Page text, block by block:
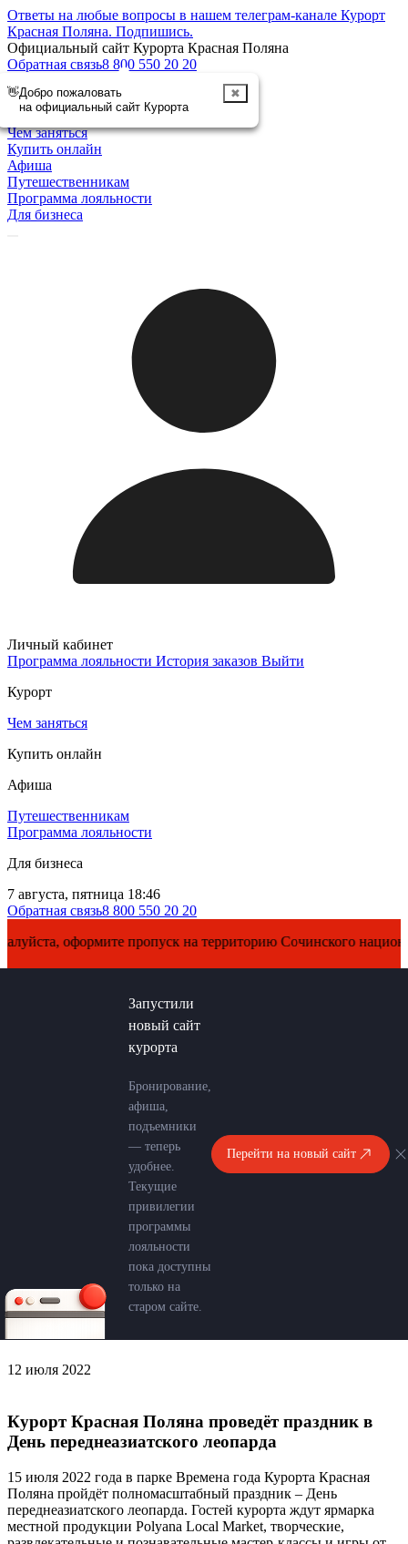
Ответы на любые вопросы в нашем телеграм-канале Курорт
Красная Поляна. Подпишись.
Официальный сайт Курорта Красная Поляна
Обратная связь8 800 550 20 20
👋Добро пожаловать
на официальный сайт Курорта
✖
Отменить
Курорт
Чем заняться
Купить онлайн
Афиша
Путешественникам
Программа лояльности
Для бизнеса
Личный кабинет
Программа лояльности История заказов Выйти
Курорт
Чем заняться
Купить онлайн
Афиша
Путешественникам
Программа лояльности
Для бизнеса
7 августа, пятница 18:46
Обратная связь8 800 550 20 20
оформите пропуск на территорию Сочинского
Запустили
новый сайт
курорта
Бронирование,
афиша,
подъемники
— теперь
удобнее.
Текущие
привилегии
программы
лояльности
пока доступны
только на
старом сайте.
Перейти на новый сайт
12 июля 2022
Курорт Красная Поляна проведёт праздник в
День переднеазиатского леопарда
15 июля 2022 года в парке Времена года Курорта Красная
Поляна пройдёт полномасштабный праздник – День
переднеазиатского леопарда. Гостей курорта ждут ярмарка
местной продукции Polyana Local Market, творческие,